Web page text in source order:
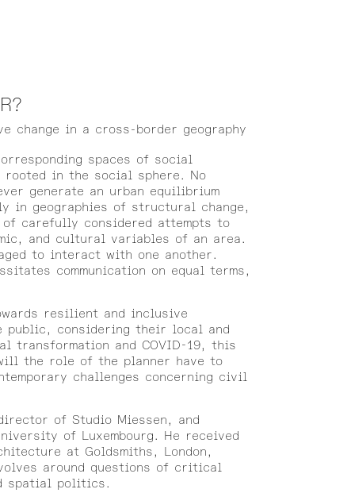
change in a cross-border geography
spaces of social
in the social sphere. No
generate an urban equilibrium
in geographies of structural change,
carefully considered attempts to
and cultural variables of an area.
to interact with one another.
communication on equal terms,
resilient and inclusive
considering their local and
transformation and COVID-19, this
the role of the planner have to
challenges concerning civil
of Studio Miessen, and
of Luxembourg. He received
at Goldsmiths, London,
around questions of critical
spatial politics.